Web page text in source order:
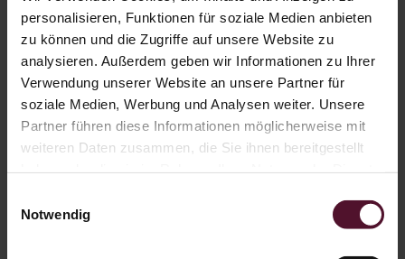
personalisieren, Funktionen für soziale Medien anbieten
zu können und die Zugriffe auf unsere Website zu
analysieren. Außerdem geben wir Informationen zu Ihrer
Verwendung unserer Website an unsere Partner für
soziale Medien, Werbung und Analysen weiter. Unsere
Partner führen diese Informationen möglicherweise mit
weiteren Daten zusammen, die Sie ihnen bereitgestellt
Notwendig
trocken
Äänzichardich rot
Äänzichardich rot,
Art. Nr.3599Ä